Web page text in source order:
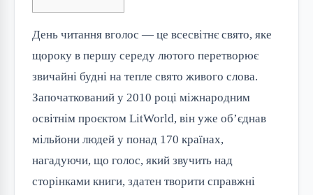
День читання вголос — це всесвітнє свято, яке
щороку в першу середу лютого перетворює
звичайні будні на тепле свято живого слова.
Започаткований у 2010 році міжнародним
освітнім проєктом LitWorld, він уже об’єднав
мільйони людей у понад 170 країнах,
нагадуючи, що голос, який звучить над
сторінками книги, здатен творити справжні